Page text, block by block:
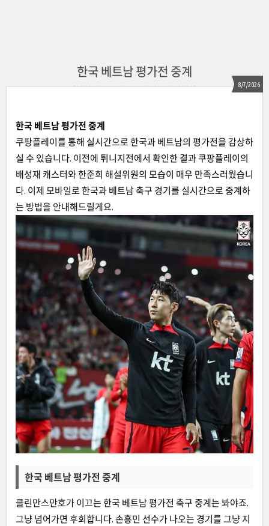
한국 베트남 평가전 중계
8/7/2026
한국 베트남 평가전 중계
쿠팡플레이를 통해 실시간으로 한국과 베트남의 평가전을 감상하
실 수 있습니다. 이전에 튀니지전에서 확인한 결과 쿠팡플레이의
배성재 캐스터와 한준희 해설위원의 모습이 매우 만족스러웠습니
다. 이제 모바일로 한국과 베트남 축구 경기를 실시간으로 중계하
는 방법을 안내해드릴게요.
한국 베트남 평가전 중계
클린만스만호가 이끄는 한국 베트남 평가전 축구 중계는 봐야죠.
그냥 넘어가면 후회합니다. 손흥민 선수가 나오는 경기를 그냥 지